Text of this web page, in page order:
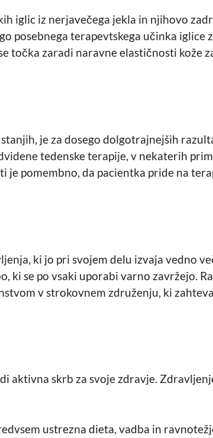
iglic iz nerjavečega jekla in njihovo
posebnega terapevtskega učinka iglice
točka zaradi naravne elastičnosti kože
je za dosego dolgotrajnejših
tedenske terapije, v nekaterih
pomembno, da pacientka pride na
ki jo pri svojem delu izvaja vedno
ki se po vsaki uporabi varno zavržejo.
v strokovnem združenju, ki
aktivna skrb za svoje zdravje.
ustrezna dieta, vadba in